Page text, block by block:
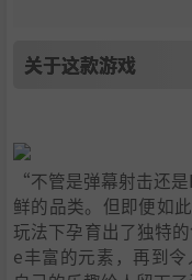
关于这款游戏
“不管是弹幕射击还
鲜的品类。但即便如
玩法下孕育出了独特
e丰富的元素，再到